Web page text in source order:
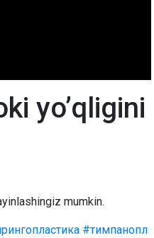
yo’qligini
mumkin.
#тимпанопл